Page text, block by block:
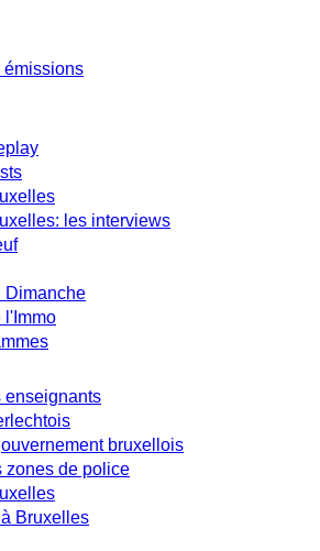
émissions
les interviews
Dimanche
l'Immo
enseignants
bruxellois
zones de police
Bruxelles